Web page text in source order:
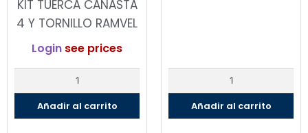
KIT TUERCA CANASTA
4 Y TORNILLO RAMVEL
Login see prices
Añadir al carrito Añadir al carrito